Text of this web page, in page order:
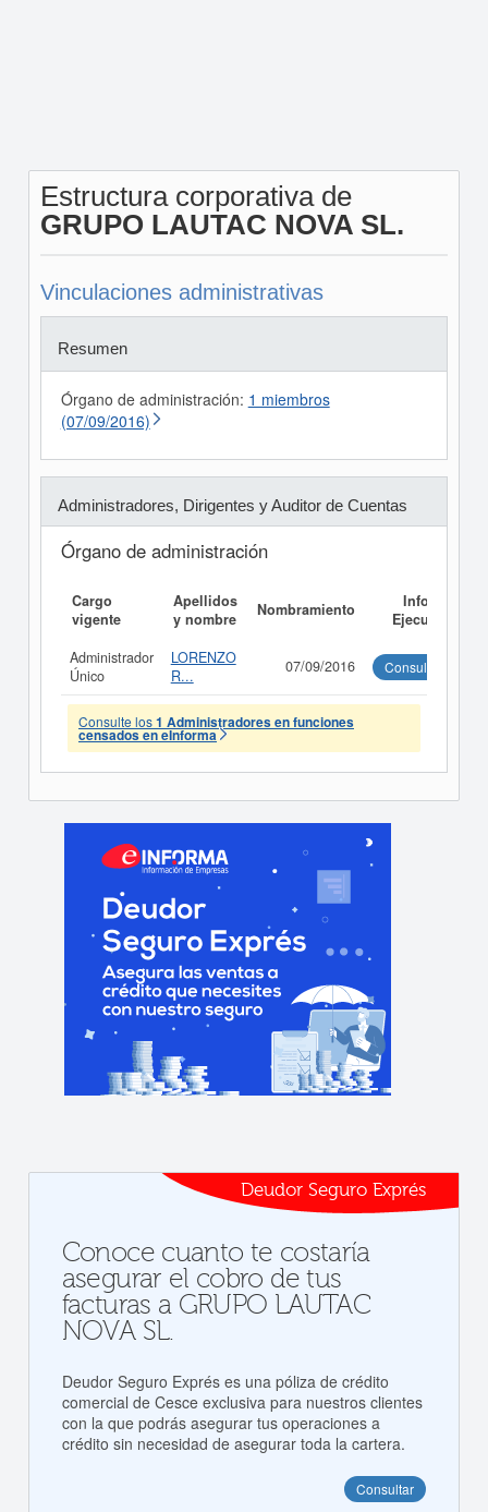
Estructura corporativa de
GRUPO LAUTAC NOVA SL.
Vinculaciones administrativas
Resumen
Órgano de administración: 1 miembros
(07/09/2016)
Administradores, Dirigentes y Auditor de Cuentas
Órgano de administración
Cargo
vigente
Apellidos
y nombre
Nombramiento
Informe
Ejecutivo
Administrador
Único
LORENZO
R...
07/09/2016 Consultar
Consulte los1 Administradores en funciones
censados en eInforma
Deudor Seguro Exprés
Conoce cuanto te costaría
asegurar el cobro de tus
facturas a GRUPO LAUTAC
NOVA SL.
Deudor Seguro Exprés es una póliza de crédito
comercial de Cesce exclusiva para nuestros clientes
con la que podrás asegurar tus operaciones a
crédito sin necesidad de asegurar toda la cartera.
Consultar